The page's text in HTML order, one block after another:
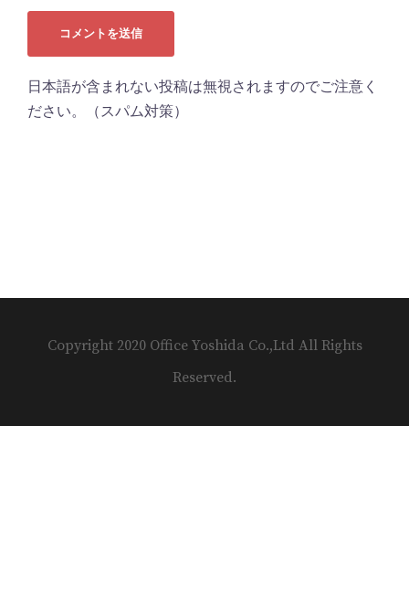
日本語が含まれない投稿は無視されますのでご注意く
ださい。（スパム対策）
Copyright 2020 Office Yoshida Co.,Ltd All Rights
Reserved.